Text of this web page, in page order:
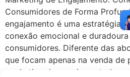
Consumidores de Forma
engajamento é uma estratégia
conexão emocional e
consumidores. Diferente das
que focam apenas na venda de
marketing de engajamento